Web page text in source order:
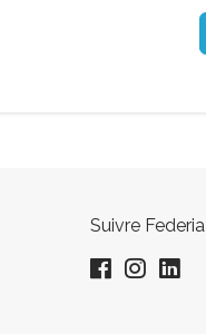
Suivre Federia